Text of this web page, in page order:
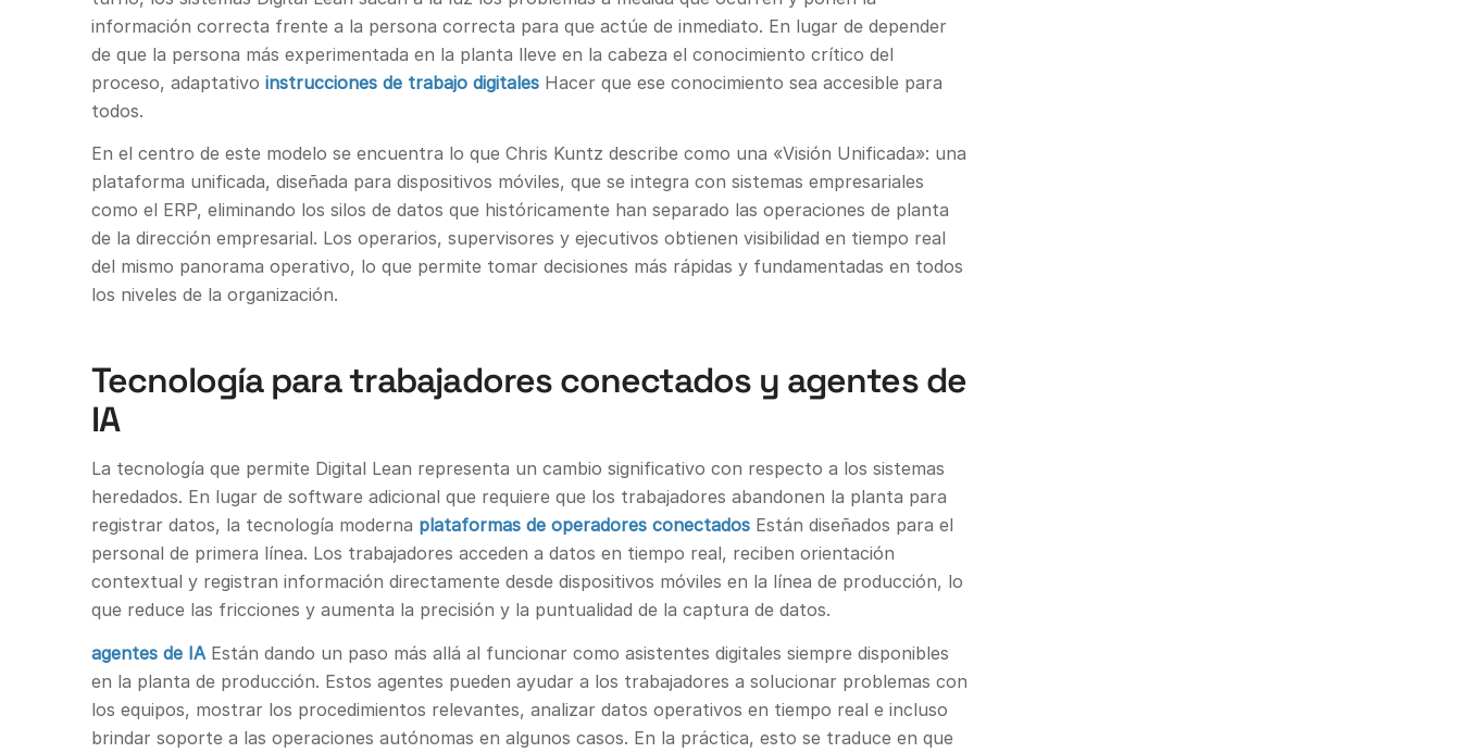
información correcta frente a la persona correcta para que actúe de inmediato. En lugar de depender
de que la persona más experimentada en la planta lleve en la cabeza el conocimiento crítico del
proceso, adaptativo instrucciones de trabajo digitalesHacer que ese conocimiento sea accesible para
todos.
En el centro de este modelo se encuentra lo que Chris Kuntz describe como una «Visión Unificada»: una
plataforma unificada, diseñada para dispositivos móviles, que se integra con sistemas empresariales
como el ERP, eliminando los silos de datos que históricamente han separado las operaciones de planta
de la dirección empresarial. Los operarios, supervisores y ejecutivos obtienen visibilidad en tiempo real
del mismo panorama operativo, lo que permite tomar decisiones más rápidas y fundamentadas en todos
los niveles de la organización.
Tecnología para trabajadores conectados y agentes de
IA
La tecnología que permite Digital Lean representa un cambio significativo con respecto a los sistemas
heredados. En lugar de software adicional que requiere que los trabajadores abandonen la planta para
registrar datos, la tecnología moderna plataformas de operadores conectadosEstán diseñados para el
personal de primera línea. Los trabajadores acceden a datos en tiempo real, reciben orientación
contextual y registran información directamente desde dispositivos móviles en la línea de producción, lo
que reduce las fricciones y aumenta la precisión y la puntualidad de la captura de datos.
agentes de IAEstán dando un paso más allá al funcionar como asistentes digitales siempre disponibles
en la planta de producción. Estos agentes pueden ayudar a los trabajadores a solucionar problemas con
los equipos, mostrar los procedimientos relevantes, analizar datos operativos en tiempo real e incluso
brindar soporte a las operaciones autónomas en algunos casos. En la práctica, esto se traduce en que